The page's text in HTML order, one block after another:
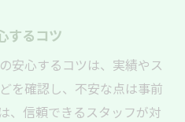
するコツ
安心するコツは、実績やス
を確認し、不安な点は事前
、信頼できるスタッフが対